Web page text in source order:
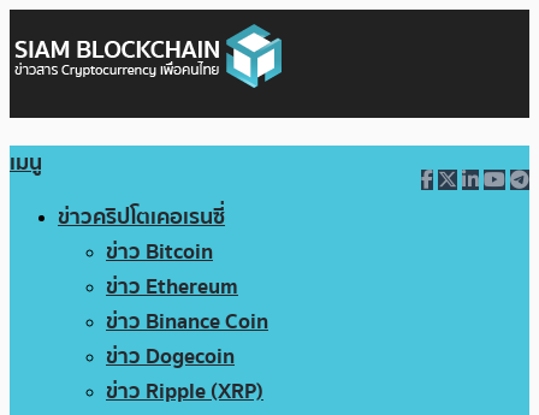
เมนู
ข่าวคริปโตเคอเรนซี่
ข่าว Bitcoin
ข่าว Ethereum
ข่าว Binance Coin
ข่าว Dogecoin
ข่าว Ripple (XRP)